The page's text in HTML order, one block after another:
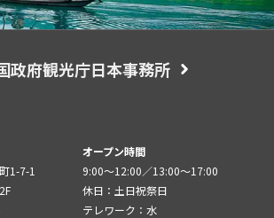
政府観光庁日本事務所
1-7-1
オープン時間
9:00～12:00／13:00～17:00
休日：土日祝祭日
テレワーク：水